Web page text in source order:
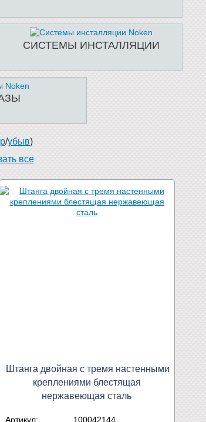
СИСТЕМЫ ИНСТАЛЛЯЦИИ
/убыв)
все
Штанга двойная с тремя настенными
креплениями блестящая
нержавеющая сталь
Артикул:
100042144